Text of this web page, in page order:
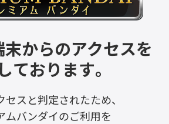
からのアクセスを
ております。
セスと判定されたため、
ムバンダイのご利用を